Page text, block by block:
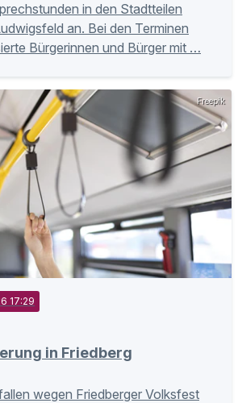
in den Stadtteilen
an. Bei den Terminen
Bürgerinnen und Bürger mit …
Freepik
17:29
in Friedberg
wegen Friedberger Volksfest